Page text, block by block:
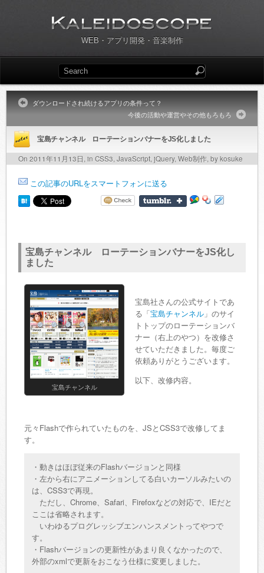
WEB・アプリ開発・音楽制作
ダウンロードされ続けるアプリの条件って？
今後の活動や運営やその他もろもろ
宝島チャンネル ローテーションバナーをJS化しました
On 2011年11月13日, in CSS3, JavaScript, jQuery, Web制作, by kosuke
この記事のURLをスマートフォンに送る
宝島チャンネル ローテーションバナーをJS化し
ました
宝島チャンネル
宝島社さんの公式サイトであ
る「宝島チャンネル 」のサイ
トトップのローテーションバ
ナー（右上のやつ）を改修さ
せていただきました。毎度ご
依頼ありがとうございます。
以下、改修内容。
元々Flashで作られていたものを、JSとCSS3で改修してま
す。
・動きはほぼ従来のFlashバージョンと同様
・左から右にアニメーションしてる白いカーソルみたいの
は、CSS3で再現。
ただし、Chrome、Safari、Firefoxなどの対応で、IEだと
ここは省略されます。
いわゆるプログレッシブエンハンスメントってやつで
す。
・Flashバージョンの更新性があまり良くなかったので、
外部のxmlで更新をおこなう仕様に変更しました。